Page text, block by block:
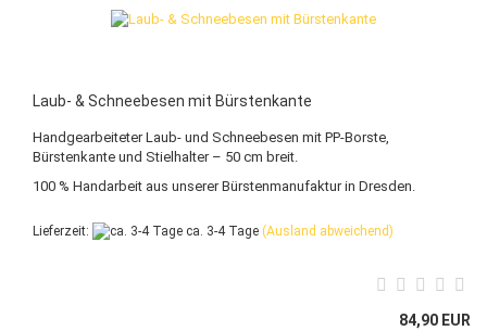
Laub- & Schneebesen mit Bürstenkante
Handgearbeiteter Laub- und Schneebesen mit PP-Borste,
Bürstenkante und Stielhalter – 50 cm breit.
100 % Handarbeit aus unserer Bürstenmanufaktur in Dresden.
Lieferzeit: ca. 3-4 Tage (Ausland abweichend)
84,90 EUR